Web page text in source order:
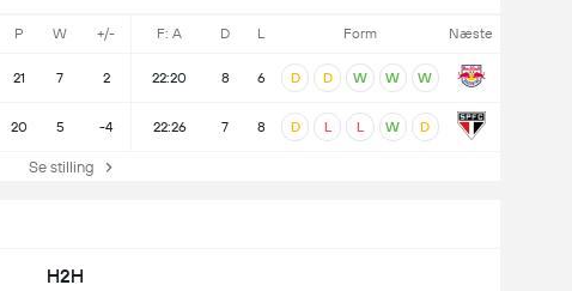
P W +/- F: A D L Form Næste
21 7 2 22:20 8 6 D D W W W
20 5 -4 22:26 7 8 D L L W D
Se stilling
H2H